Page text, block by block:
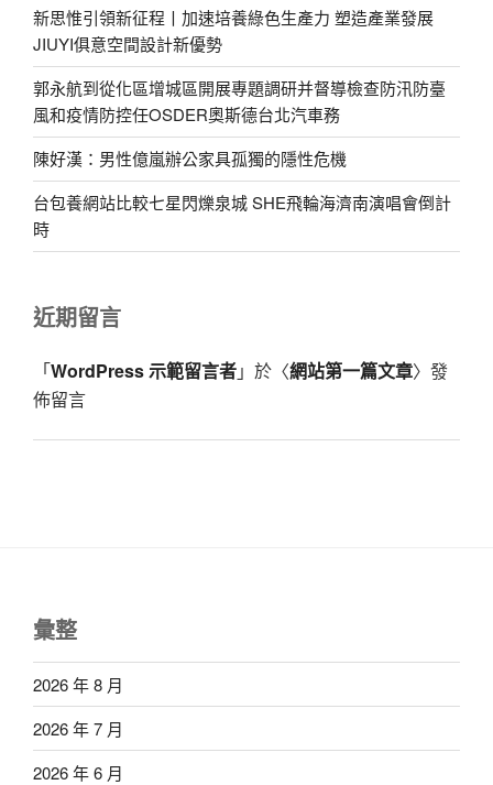
新思惟引領新征程丨加速培養綠色生產力 塑造產業發展
JIUYI俱意空間設計新優勢
郭永航到從化區增城區開展專題調研并督導檢查防汛防臺
風和疫情防控任OSDER奧斯德台北汽車務
陳好漢：男性億嵐辦公家具孤獨的隱性危機
台包養網站比較七星閃爍泉城 SHE飛輪海濟南演唱會倒計
時
近期留言
「WordPress 示範留言者」於〈網站第一篇文章〉發
佈留言
彙整
2026 年 8 月
2026 年 7 月
2026 年 6 月